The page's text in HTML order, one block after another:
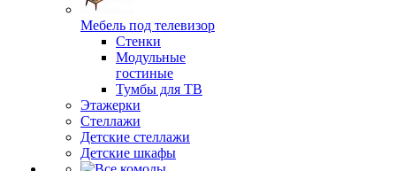
Мебель под телевизор
Стенки
Модульные
гостиные
Тумбы для ТВ
Этажерки
Стеллажи
Детские стеллажи
Детские шкафы